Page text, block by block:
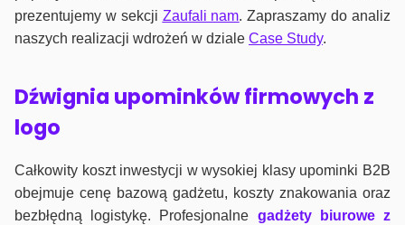
prezentujemy w sekcji Zaufali nam. Zapraszamy do analiz
naszych realizacji wdrożeń w dziale Case Study.
Dźwignia upominków firmowych z
logo
Całkowity koszt inwestycji w wysokiej klasy upominki B2B
obejmuje cenę bazową gadżetu, koszty znakowania oraz
bezbłędną logistykę. Profesjonalne gadżety biurowe z